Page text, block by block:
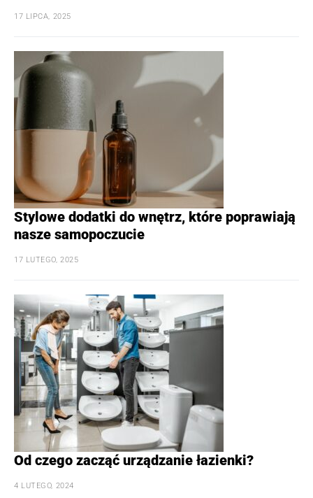
17 LIPCA, 2025
Stylowe dodatki do wnętrz, które poprawiają
nasze samopoczucie
17 LUTEGO, 2025
Od czego zacząć urządzanie łazienki?
4 LUTEGO, 2024